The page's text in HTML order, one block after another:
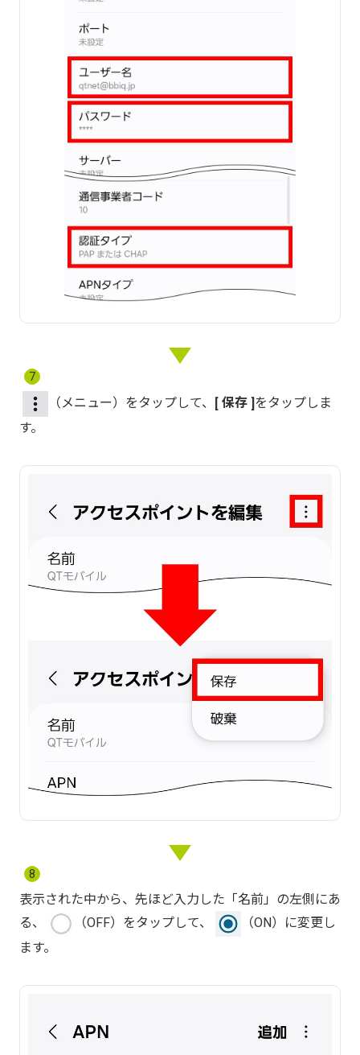
7
（メニュー）をタップして、 保存 をタップしま
す。
8
表示された中から、先ほど入力した「名前」の左側にあ
る、
（OFF）をタップして、
（ON）に変更し
ます。